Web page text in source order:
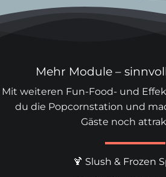
Mehr Module –
Mit weiteren Fun-Food- und
du die Popcornstation und
Gäste noch
🍹 Slush & Frozen